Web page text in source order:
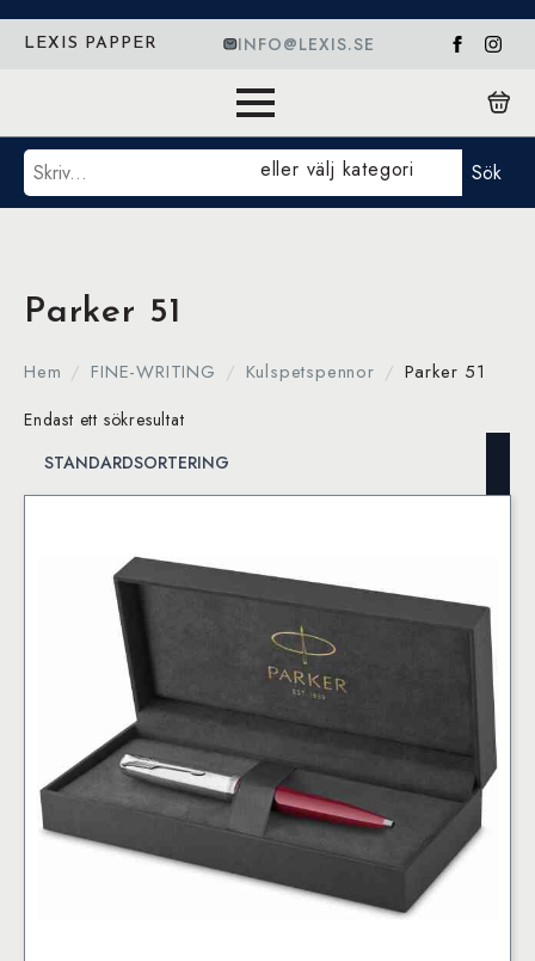
LEXIS PAPPER INFO@LEXIS.SE
Sök eller välj kategori Sök
Parker 51
Hem FINE-WRITING Kulspetspennor Parker 51
Endast ett sökresultat